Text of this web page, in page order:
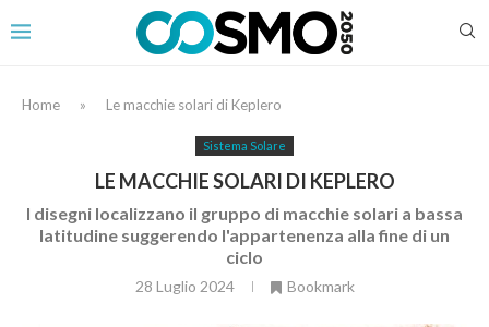
Home » Le macchie solari di Keplero
Sistema Solare
LE MACCHIE SOLARI DI KEPLERO
I disegni localizzano il gruppo di macchie solari a bassa
latitudine suggerendo l'appartenenza alla fine di un
ciclo
28 Luglio 2024 Bookmark